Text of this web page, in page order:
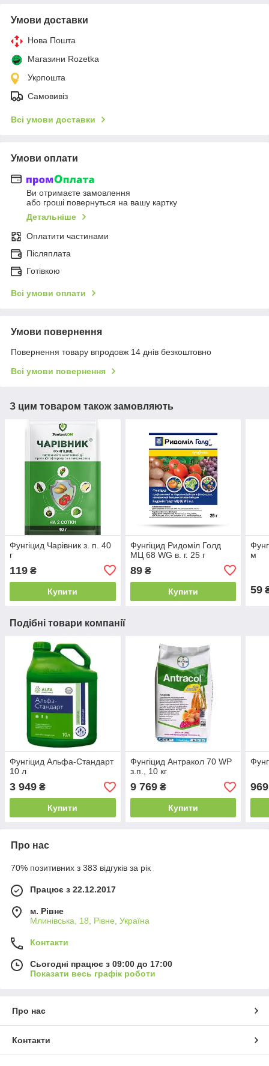
Умови доставки
Нова Пошта
Магазини Rozetka
Укрпошта
Самовивіз
Всі умови доставки
Умови оплати
Ви отримаєте замовлення
або гроші повернуться на вашу картку
Детальніше
Оплатити частинами
Післяплата
Готівкою
Всі умови оплати
Умови повернення
Повернення товару впродовж 14 днів безкоштовно
Всі умови повернення
З цим товаром також замовляють
Фунгіцид Чарівник з. п. 40
г
119 ₴
Купити
Фунгіцид Ридоміл Голд
МЦ 68 WG в. г. 25 г
89₴
Купити
м
59
Подібні товари компанії
Фунгіцид Альфа-Стандарт
10 л
3 949 ₴
Купити
Фунгіцид Антракол 70 WP
з.п., 10 кг
9 769₴
Купити
969
Про нас
70% позитивних з 383 відгуків за рік
Працює з 22.12.2017
м. Рівне
Млинівська, 18, Рівне, Україна
Контакти
Сьогодні працює з 09:00 до 17:00
Показати весь графік роботи
Про нас
Контакти